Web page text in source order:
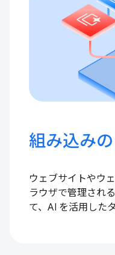
組み込み
ウェブサイトやウ
ラウザで管理され
て、AI を活用した